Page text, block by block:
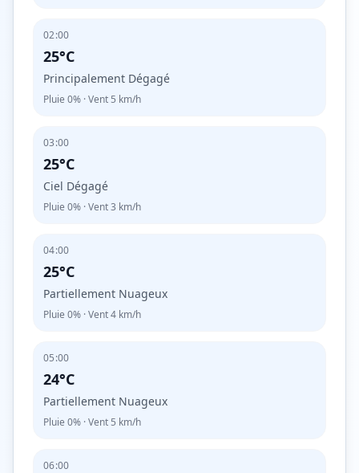
02:00
25°C
Principalement Dégagé
Pluie 0% · Vent 5 km/h
03:00
25°C
Ciel Dégagé
Pluie 0% · Vent3 km/h
04:00
25°C
Partiellement Nuageux
Pluie 0% · Vent4 km/h
05:00
24°C
Partiellement Nuageux
Pluie 0% · Vent 5 km/h
06:00